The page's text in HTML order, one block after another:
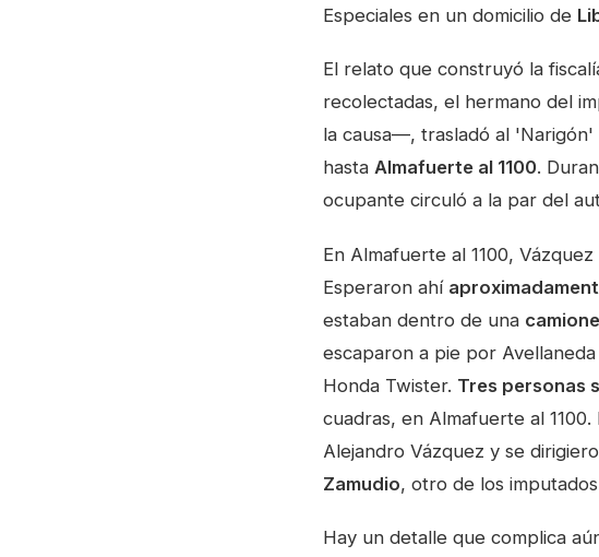
Especiales en un domicilio de
El relato que construyó la
recolectadas, el hermano del
la causa—, trasladó al 'Narigón'
hasta Almafuerte al 1100.
ocupante circuló a la par del
En Almafuerte al 1100,
Esperaron ahí
estaban dentro de una
escaparon a pie por
Honda Twister. Tres personas
cuadras, en Almafuerte al
Alejandro Vázquez y se
Zamudio, otro de los
Hay un detalle que complica